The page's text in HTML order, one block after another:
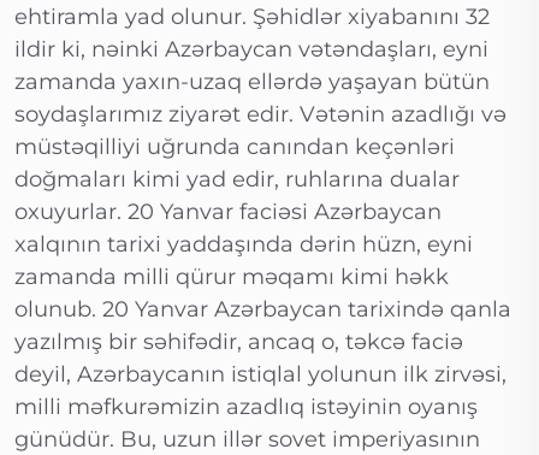
ehtiramla yad olunur. Şəhidlər xiyabanını 32
ildir ki, nəinki Azərbaycan vətəndaşları, eyni
zamanda yaxın-uzaq ellərdə yaşayan bütün
soydaşlarımız ziyarət edir. Vətənin azadlığı və
müstəqilliyi uğrunda canından keçənləri
doğmaları kimi yad edir, ruhlarına dualar
oxuyurlar. 20 Yanvar faciəsi Azərbaycan
xalqının tarixi yaddaşında dərin hüzn, eyni
zamanda milli qürur məqamı kimi həkk
olunub. 20 Yanvar Azərbaycan tarixində qanla
yazılmış bir səhifədir, ancaq o, təkcə faciə
deyil, Azərbaycanın istiqlal yolunun ilk zirvəsi,
milli məfkurəmizin azadlıq istəyinin oyanış
günüdür. Bu, uzun illər sovet imperiyasının